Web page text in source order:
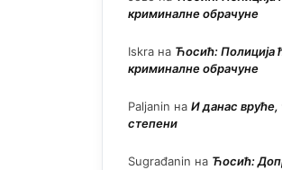
криминалне обрачуне
Iskra на Ћосић: Полиција
криминалне обрачуне
Paljanin на И данас
степени
Sugrađanin на Ћосић: